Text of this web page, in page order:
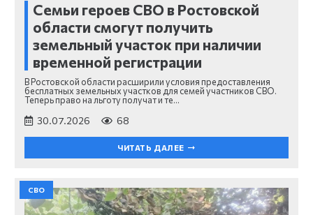
Семьи героев СВО в Ростовской
области смогут получить
земельный участок при наличии
временной регистрации
В Ростовской области расширили условия предоставления
бесплатных земельных участков для семей участников СВО.
Теперь право на льготу получат и те…
30.07.2026 68
ЧИТАТЬ ДАЛЕЕ
СВО